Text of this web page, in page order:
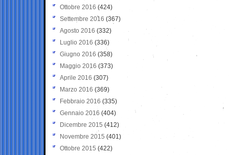
Ottobre 2016 (424)
Settembre 2016 (367)
Agosto 2016 (332)
Luglio 2016 (336)
Giugno 2016 (358)
Maggio 2016 (373)
Aprile 2016 (307)
Marzo 2016 (369)
Febbraio 2016 (335)
Gennaio 2016 (404)
Dicembre 2015 (412)
Novembre 2015 (401)
Ottobre 2015 (422)